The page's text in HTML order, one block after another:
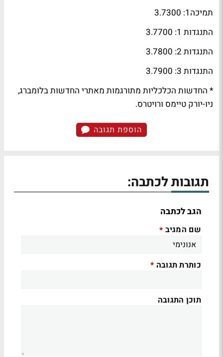
תמיכה1: 3.7300
התנגדות 1: 3.7700
התנגדות 2: 3.7800
התנגדות 3: 3.7900
* החדשות הכלכליות מתורגמות מאתרי החדשות בלומברג,
ניו-יורק טיימס ורויטרס.
הוספת תגובה
תגובות לכתבה:
הגב לכתבה
שם המגיב *
כותרת תגובה *
תוכן התגובה